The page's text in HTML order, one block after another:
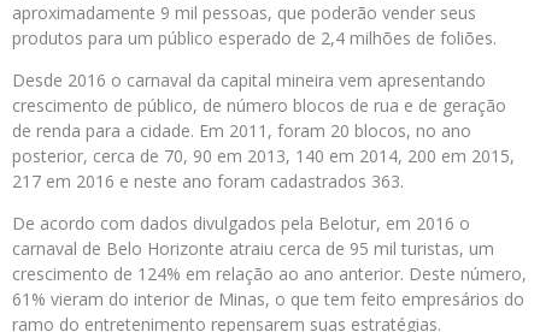
aproximadamente 9 mil pessoas, que poderão vender seus
produtos para um público esperado de 2,4 milhões de foliões.
Desde 2016 o carnaval da capital mineira vem apresentando
crescimento de público, de número blocos de rua e de geração
de renda para a cidade. Em 2011, foram 20 blocos, no ano
posterior, cerca de 70, 90 em 2013, 140 em 2014, 200 em 2015,
217 em 2016 e neste ano foram cadastrados 363.
De acordo com dados divulgados pela Belotur, em 2016 o
carnaval de Belo Horizonte atraiu cerca de 95 mil turistas, um
crescimento de 124% em relação ao ano anterior. Deste número,
61% vieram do interior de Minas, o que tem feito empresários do
ramo do entretenimento repensarem suas estratégias.